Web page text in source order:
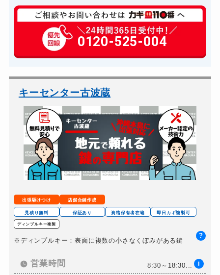
玄関カギ修理 6,600円～(税込)
玄関カギ交換 14,300円～(税込)
車カギ開け 13,200円～(税込)
バイクカギ作成
スーツケースカギ開け 8,800円～(税込)
金庫カギ開け 14,300円～(税込)
金庫カギ交換 11,000円～(税込)
ロッカーカギ開け 8,800円～(税込)
ドアノブカギ開け 10,780円～(税込)
ドアノブカギ作成
ドアノブカギ交換 11,000円～(税込)
0120-525-004
キーセンター古波蔵
出張駆けつけ 店舗合鍵作成
見積り無料 保証あり 資格保有者在籍 即日カギ複製可
ディンプルキー複製
※ディンプルキー：表面に複数の小さなくぼみがある鍵
営業時間 8:30～18:30... i
?